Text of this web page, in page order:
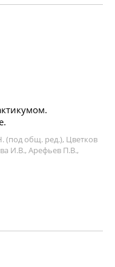
(под общ. ред.), Цветков
И.В., Арефьев П.В.,